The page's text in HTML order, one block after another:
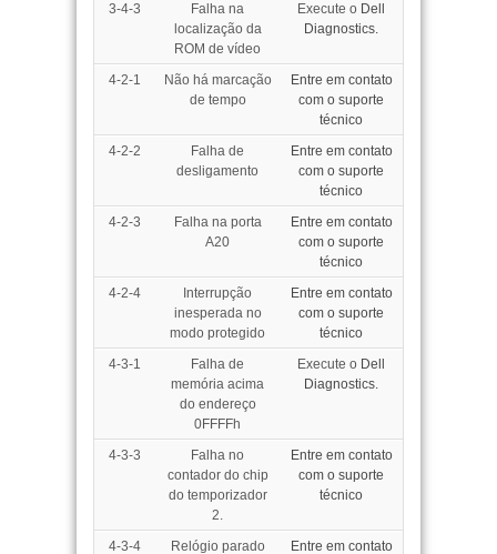
3-4-3
Falha na
localização da
ROM de vídeo
Execute o Dell
Diagnostics.
4-2-1
Não há marcação
de tempo
Entre em contato
com o suporte
técnico
4-2-2
Falha de
desligamento
Entre em contato
com o suporte
técnico
4-2-3
Falha na porta
A20
Entre em contato
com o suporte
técnico
4-2-4
Interrupção
inesperada no
modo protegido
Entre em contato
com o suporte
técnico
4-3-1
Falha de
memória acima
do endereço
0FFFFh
Execute o Dell
Diagnostics.
4-3-3
Falha no
contador do chip
do temporizador
2.
Entre em contato
com o suporte
técnico
4-3-4 Relógio parado
Entre em contato